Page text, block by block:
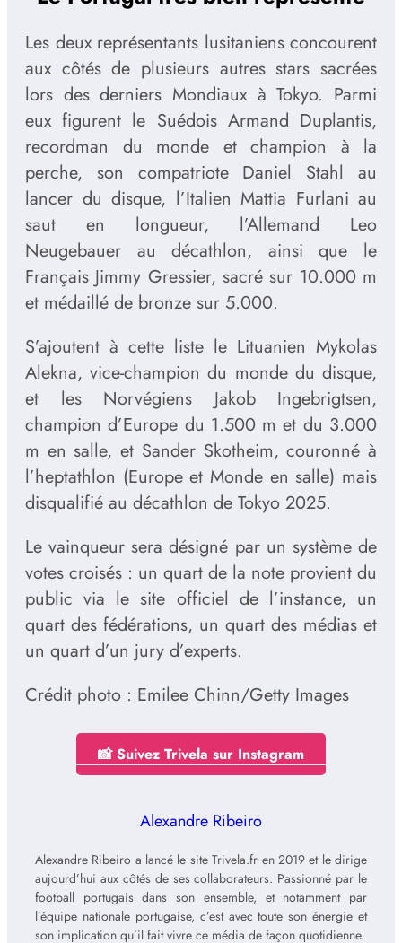
Les deux représentants lusitaniens concourent
aux côtés de plusieurs autres stars sacrées
lors des derniers Mondiaux à Tokyo. Parmi
eux figurent le Suédois Armand Duplantis,
recordman du monde et champion à la
perche, son compatriote Daniel Stahl au
lancer du disque, l’Italien Mattia Furlani au
saut en longueur, l’Allemand Leo
Neugebauer au décathlon, ainsi que le
Français Jimmy Gressier, sacré sur 10.000 m
et médaillé de bronze sur 5.000.
S’ajoutent à cette liste le Lituanien Mykolas
Alekna, vice-champion du monde du disque,
et les Norvégiens Jakob Ingebrigtsen,
champion d’Europe du 1.500 m et du 3.000
m en salle, et Sander Skotheim, couronné à
l’heptathlon (Europe et Monde en salle) mais
disqualifié au décathlon de Tokyo 2025.
Le vainqueur sera désigné par un système de
votes croisés : un quart de la note provient du
public via le site officiel de l’instance, un
quart des fédérations, un quart des médias et
un quart d’un jury d’experts.
Crédit photo : Emilee Chinn/Getty Images
📸 Suivez Trivela sur Instagram
Alexandre Ribeiro
Alexandre Ribeiro a lancé le site Trivela.fr en 2019 et le dirige
aujourd’hui aux côtés de ses collaborateurs. Passionné par le
football portugais dans son ensemble, et notamment par
l’équipe nationale portugaise, c’est avec toute son énergie et
son implication qu’il fait vivre ce média de façon quotidienne.